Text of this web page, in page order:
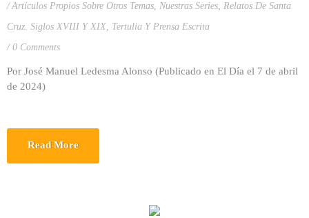
Artículos Propios Sobre Otros Temas, Nuestras Series, Relatos De Santa
Cruz. Siglos XVIII Y XIX, Tertulia Y Prensa Escrita
0 Comments
Por José Manuel Ledesma Alonso (Publicado en El Día el 7 de abril
de 2024)
Read More